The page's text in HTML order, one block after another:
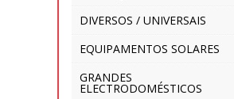
DIVERSOS / UNIVERSAIS
EQUIPAMENTOS SOLARES
GRANDES
ELECTRODOMÉSTICOS